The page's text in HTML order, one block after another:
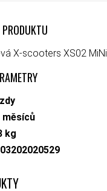
X-scooters XS02 MiNi
měsíců
kg